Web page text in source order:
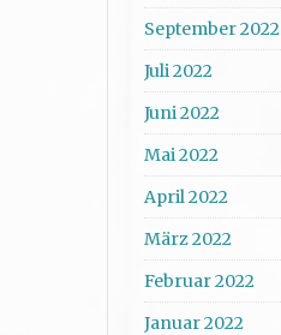
September 2022
Juli 2022
Juni 2022
Mai 2022
April 2022
März 2022
Februar 2022
Januar 2022